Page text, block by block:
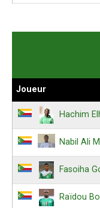
Joueur
Hachim
Nabil Ali
Fasoiha
Raïdou